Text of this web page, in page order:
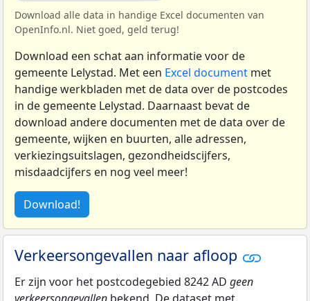
Download alle data in handige Excel documenten van
OpenInfo.nl. Niet goed, geld terug!
Download een schat aan informatie voor de
gemeente Lelystad. Met een Excel document met
handige werkbladen met de data over de postcodes
in de gemeente Lelystad. Daarnaast bevat de
download andere documenten met de data over de
gemeente, wijken en buurten, alle adressen,
verkiezingsuitslagen, gezondheidscijfers,
misdaadcijfers en nog veel meer!
Download!
Verkeersongevallen naar afloop
Er zijn voor het postcodegebied 8242 AD geen